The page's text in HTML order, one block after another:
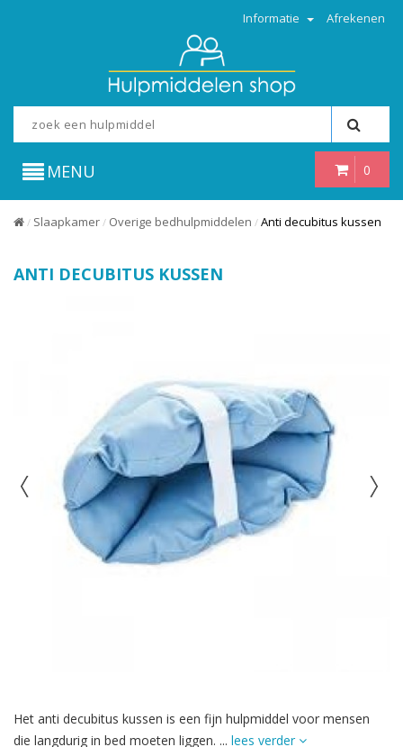
Informatie Afrekenen
0
MENU
/ Slaapkamer / Overige bedhulpmiddelen / Anti decubitus kussen
ANTI DECUBITUS KUSSEN
Het anti decubitus kussen is een fijn hulpmiddel voor mensen
die langdurig in bed moeten liggen. ... lees verder